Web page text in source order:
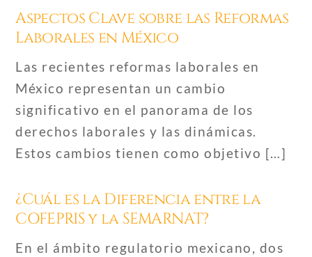
Aspectos Clave sobre las Reformas
Laborales en México
Las recientes reformas laborales en
México representan un cambio
significativo en el panorama de los
derechos laborales y las dinámicas.
Estos cambios tienen como objetivo […]
¿Cuál es la Diferencia entre la
COFEPRIS y la SEMARNAT?
En el ámbito regulatorio mexicano, dos